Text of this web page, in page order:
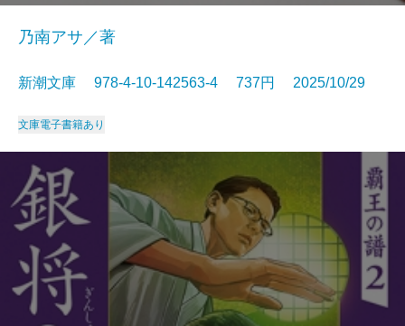
乃南アサ／著
新潮文庫 978-4-10-142563-4 737円 2025/10/29
文庫電子書籍あり